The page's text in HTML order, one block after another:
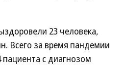
23 человека,
Всего за время пандемии
пациента с диагнозом